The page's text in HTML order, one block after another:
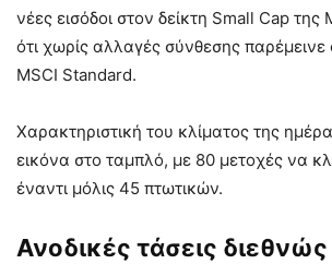
νέες εισόδοι στον δείκτη Small Cap της
ότι χωρίς αλλαγές σύνθεσης παρέμεινε
MSCI Standard.
Χαρακτηριστική του κλίματος της
εικόνα στο ταμπλό, με 80 μετοχές να
έναντι μόλις 45 πτωτικών.
Ανοδικές τάσεις